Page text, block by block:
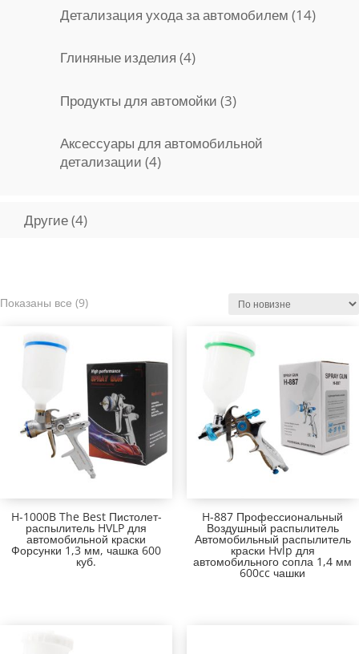
Детализация ухода за автомобилем 1414
Глиняные изделия 44
Продукты для автомойки 33
Аксессуары для автомобильной
детализации 44
Другие 44
Показаны все (9)Сортировка:
H-1000B The Best Пистолет-
распылитель HVLP для
автомобильной краски
Форсунки 1,3 мм, чашка 600
куб.
H-887 Профессиональный
Воздушный распылитель
Автомобильный распылитель
краски Hvlp для
автомобильного сопла 1,4 мм
600cc чашки